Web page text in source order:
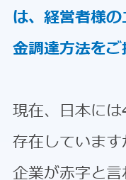
は、経営者様
金調達方法をご
現在、日本に
存在していま
企業が赤字と言